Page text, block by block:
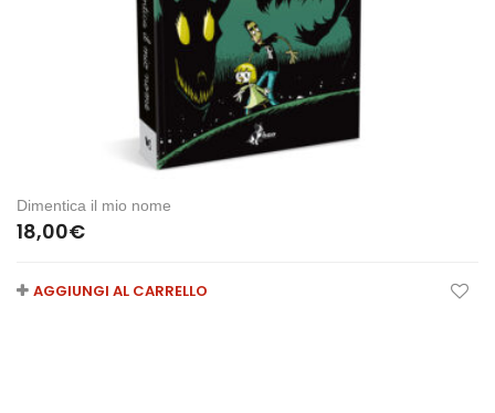
Dimentica il mio nome
18,00€
AGGIUNGI AL CARRELLO